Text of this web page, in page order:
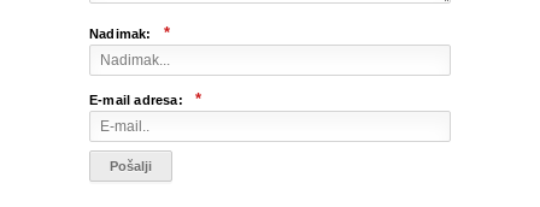
Nadimak: *
E-mail adresa: *